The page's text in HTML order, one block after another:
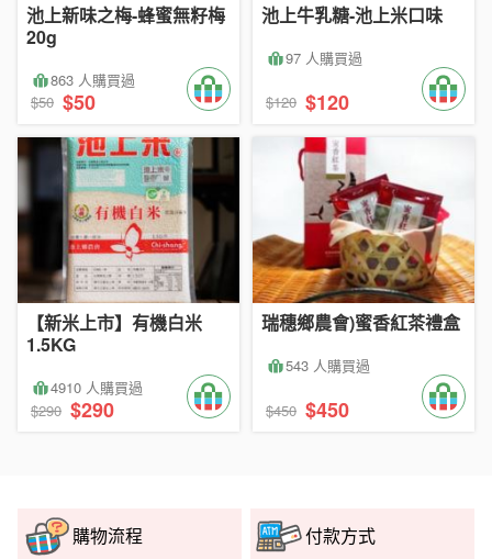
池上新味之梅-蜂蜜無籽梅
20g
863 人購買過
$50 $50
池上牛乳糖-池上米口味
97 人購買過
$120 $120
【新米上市】有機白米
1.5KG
4910 人購買過
$290 $290
瑞穗鄉農會)蜜香紅茶禮盒
543 人購買過
$450 $450
購物流程 付款方式